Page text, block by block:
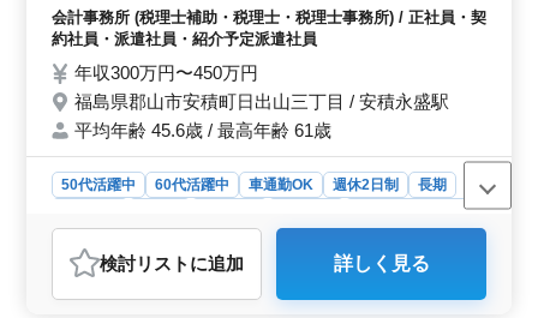
応 等 ※年間休日は120日。 各休暇もあるた
め、長く働けます。 中高年の方もご応募お
されています。
会計事務所 (税理士補助・税理士・税理士事務所) / 正社員・契
約社員・派遣社員・紹介予定派遣社員
年収300万円〜450万円
福島県郡山市安積町日出山三丁目 / 安積永盛駅
平均年齢 45.6歳 / 最高年齢 61歳
50代活躍中 60代活躍中 車通勤OK 週休2日制
長期
紹介予定派遣社員
おすすめポイント
＜業務内容＞ 税理士業務全般を担当します。会計処理
検討リスト に追加 詳しく見る